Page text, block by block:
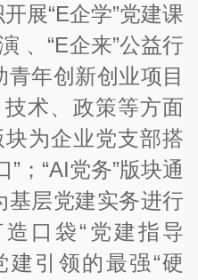
展“E企学”党建课
、“E企来”公益行
年创新创业项目
术、政策等方面
块为企业党支部搭
；“AI党务”版块通
基层党建实务进行
口袋“党建指导
建引领的最强“硬